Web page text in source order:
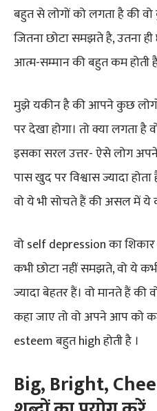
बहुत से लोगों को लगता है की
जितना छोटा समझते है, उतना
आत्म-सम्मान की बहुत कम होती
मुझे यकीन है की आपने कुछ
पर देखा होगा। तो क्या लगता
इसका सरल उत्तर- ऐसे लोग
पास खुद पर विश्वास ज्यादा
वो ये भी सोचते हैं की असल में ये
वो self depression का
कभी छोटा नहीं समझते, वो ये
ज्यादा बेहतर हैं। वो मानते हैं
कहा जाए तो वो अपने आप को
esteem बहुत high होती है ।
Big, Bright,